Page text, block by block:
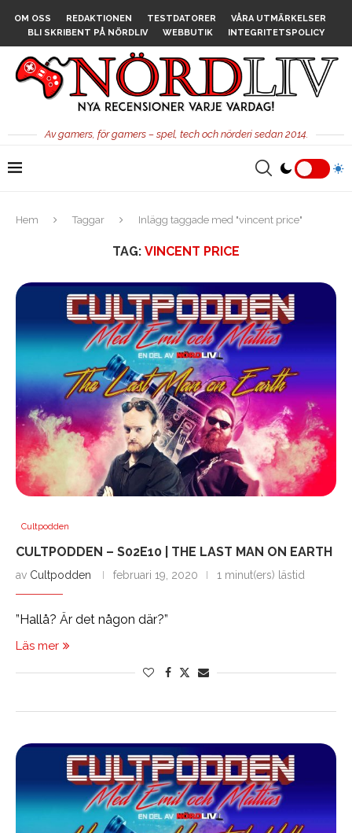
OM OSS REDAKTIONEN TESTDATORER
VÅRA UTMÄRKELSER
BLI SKRIBENT PÅ NÖRDLIV
WEBBUTIK INTEGRITETSPOLICY
Av gamers, för gamers – spel, tech och nörderi sedan 2014.
Hem Taggar Inlägg taggade med "vincent price"
TAG: VINCENT PRICE
Cultpodden
CULTPODDEN – S02E10 | THE LAST MAN ON EARTH
av Cultpodden februari 19, 2020 1 minut(ers) lästid
”Hallå? Är det någon där?”
Läs mer